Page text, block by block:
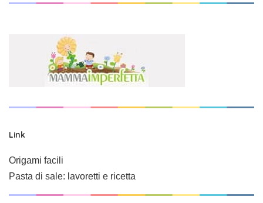
Link
Origami facili
Pasta di sale: lavoretti e ricetta